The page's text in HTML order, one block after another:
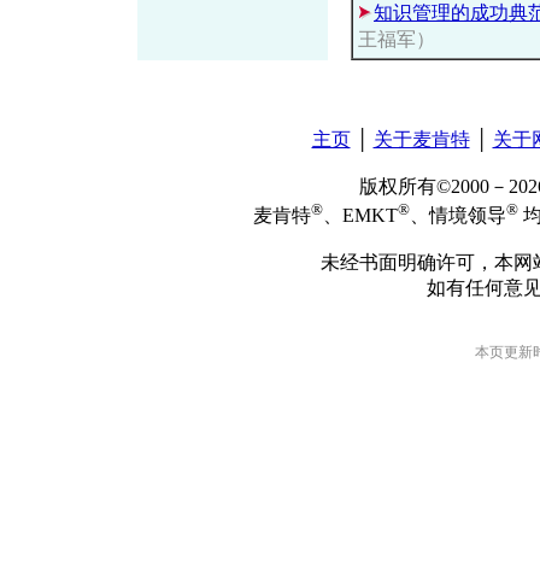
知识管理的成功典
王福军）
主页│ 关于麦肯特│ 关于
版权所有©2000－
麦肯特® 、EMKT® 、情境领导®
未经书面明确许可，本
如有任何意
本页更新